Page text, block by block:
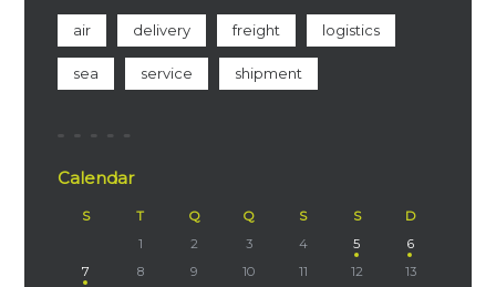
air delivery freight logistics
sea service shipment
Calendar
S T Q Q S S
D
1
2 3 4 5
6
7
8 9 10 11 12
13